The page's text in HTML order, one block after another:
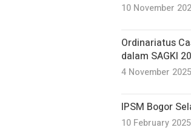
10 November
Ordinariatus
dalam SAGKI
4 November
IPSM Bogor
10 February